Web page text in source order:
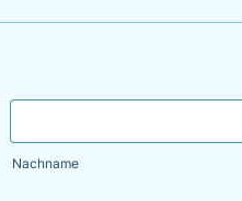
Nachname